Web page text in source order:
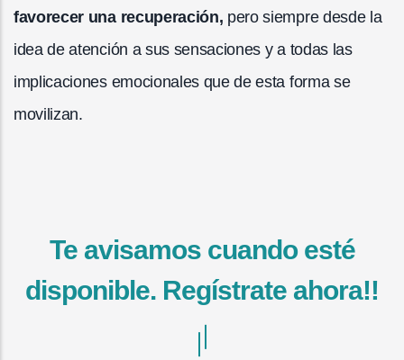
favorecer una recuperación, pero siempre desde la
idea de atención a sus sensaciones y a todas las
implicaciones emocionales que de esta forma se
movilizan.
Te avisamos cuando esté
disponible. Regístrate ahora!!